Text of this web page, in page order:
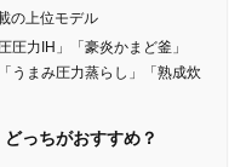
の上位モデル
圧力IH」「豪炎かまど釜」
うまみ圧力蒸らし」「熟成炊
っちがおすすめ？